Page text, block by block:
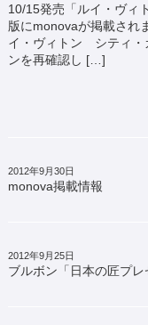
10/15発売「ルイ・ヴィ
版にmonovaが掲載され
イ・ヴィトン シティ・
ンを再確認し […]
2012年9月30日
monova掲載情報
2012年9月25日
ブルボン「日本の匠プ